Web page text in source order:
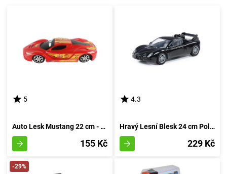
5
Auto Lesk Mustang 22 cm - rudá
155 Kč
4.3
Hravý Lesní Blesk 24 cm Polesie - rudá
229 Kč
-29%